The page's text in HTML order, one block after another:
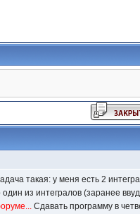
такая: у меня есть 2
из интегралов (заранее
Сдавать программу в